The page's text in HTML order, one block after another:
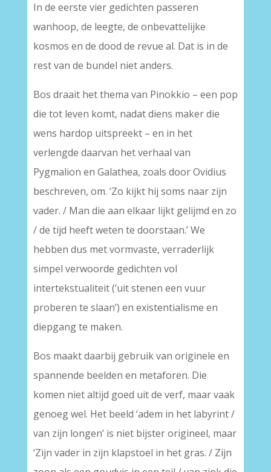
In de eerste vier gedichten passeren
wanhoop, de leegte, de onbevattelijke
kosmos en de dood de revue al. Dat is in de
rest van de bundel niet anders.
Bos draait het thema van Pinokkio – een pop
die tot leven komt, nadat diens maker die
wens hardop uitspreekt – en in het
verlengde daarvan het verhaal van
Pygmalion en Galathea, zoals door Ovidius
beschreven, om. ‘Zo kijkt hij soms naar zijn
vader. / Man die aan elkaar lijkt gelijmd en zo
/ de tijd heeft weten te doorstaan.’ We
hebben dus met vormvaste, verraderlijk
simpel verwoorde gedichten vol
intertekstualiteit (‘uit stenen een vuur
proberen te slaan’) en existentialisme en
diepgang te maken.
Bos maakt daarbij gebruik van originele en
spannende beelden en metaforen. Die
komen niet altijd goed uit de verf, maar vaak
genoeg wel. Het beeld ‘adem in het labyrint /
van zijn longen’ is niet bijster origineel, maar
‘Zijn vader in zijn klapstoel in het gras. / Zijn